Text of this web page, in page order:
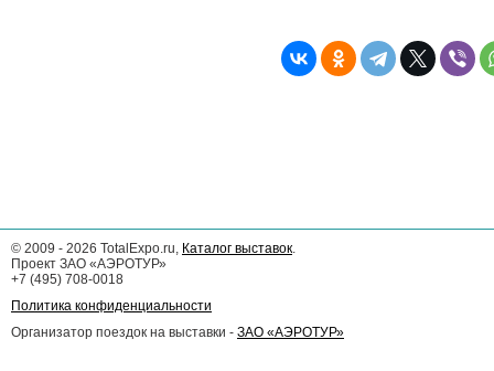
© 2009 - 2026 TotalExpo.ru, Каталог выставок.
Проект ЗАО «АЭРОТУР»
+7 (495) 708-0018
Политика конфиденциальности
Организатор поездок на выставки - ЗАО «АЭРОТУР»